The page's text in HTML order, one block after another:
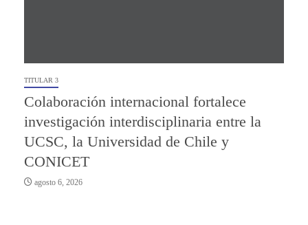
TITULAR 3
Colaboración internacional fortalece
investigación interdisciplinaria entre la
UCSC, la Universidad de Chile y
CONICET
agosto 6, 2026